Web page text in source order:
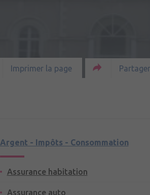
Imprimer la page
Argent - Impôts - Consommation
Assurance habitation
Assurance auto